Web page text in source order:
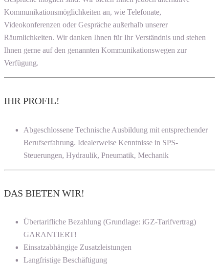
Kommunikationsmöglichkeiten an, wie Telefonate,
Videokonferenzen oder Gespräche außerhalb unserer
Räumlichkeiten. Wir danken Ihnen für Ihr Verständnis und stehen
Ihnen gerne auf den genannten Kommunikationswegen zur
Verfügung.
IHR PROFIL!
Abgeschlossene Technische Ausbildung mit entsprechender
Berufserfahrung. Idealerweise Kenntnisse in SPS-
Steuerungen, Hydraulik, Pneumatik, Mechanik
DAS BIETEN WIR!
Übertarifliche Bezahlung (Grundlage: iGZ-Tarifvertrag)
GARANTIERT!
Einsatzabhängige Zusatzleistungen
Langfristige Beschäftigung